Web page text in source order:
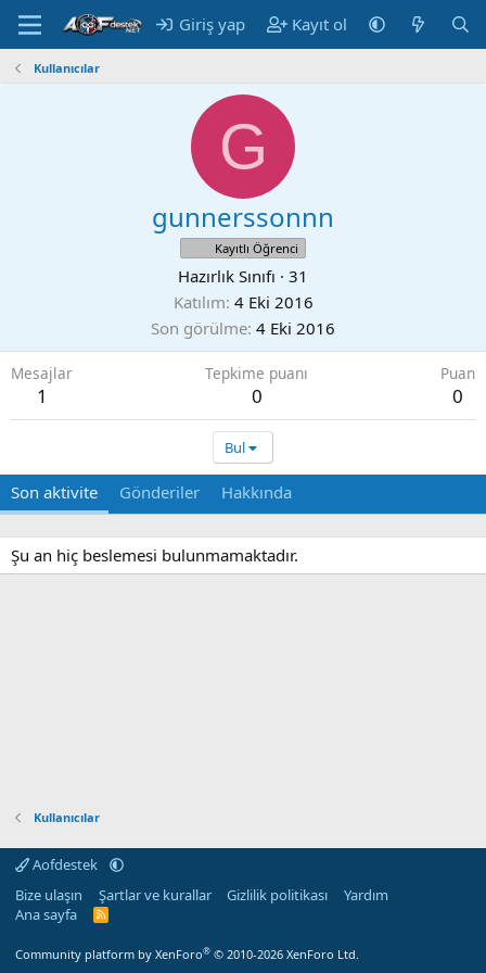
Giriş yap Kayıt ol
Kullanıcılar
G
gunnerssonnn
Kayıtlı Öğrenci
Hazırlık Sınıfı · 31
Katılım 4 Eki 2016
Son görülme 4 Eki 2016
Mesajlar
1
Tepkime puanı
0
Puan
0
Bul
Son aktivite Gönderiler Hakkında
Şu an hiç beslemesi bulunmamaktadır.
Kullanıcılar
Aofdestek
Bize ulaşın
Şartlar ve kurallar Gizlilik politikası
Yardım
Ana sayfa
R
Community platform by XenForo® © 2010-2026 XenForo Ltd.